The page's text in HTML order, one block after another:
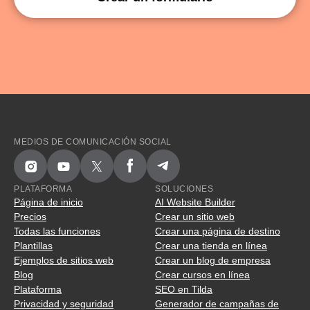
MEDIOS DE COMUNICACIÓN SOCIAL
PLATAFORMA
Página de inicio
Precios
Todas las funciones
Plantillas
Ejemplos de sitios web
Blog
Plataforma
Privacidad y seguridad
SOLUCIONES
AI Website Builder
Crear un sitio web
Crear una página de destino
Crear una tienda en línea
Crear un blog de empresa
Crear cursos en línea
SEO en Tilda
Generador de campañas de